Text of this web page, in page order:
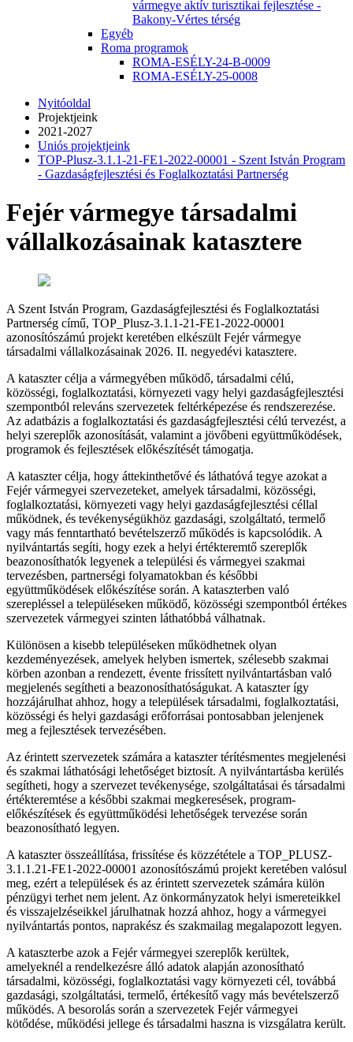
vármegye aktív turisztikai fejlesztése -
Bakony-Vértes térség
Egyéb
Roma programok
ROMA-ESÉLY-24-B-0009
ROMA-ESÉLY-25-0008
Nyitóoldal
Projektjeink
2021-2027
Uniós projektjeink
TOP-Plusz-3.1.1-21-FE1-2022-00001 - Szent István Program
- Gazdaságfejlesztési és Foglalkoztatási Partnerség
Fejér vármegye társadalmi
vállalkozásainak katasztere
A Szent István Program, Gazdaságfejlesztési és Foglalkoztatási
Partnerség című, TOP_Plusz-3.1.1-21-FE1-2022-00001
azonosítószámú projekt keretében elkészült Fejér vármegye
társadalmi vállalkozásainak 2026. II. negyedévi katasztere.
A kataszter célja a vármegyében működő, társadalmi célú,
közösségi, foglalkoztatási, környezeti vagy helyi gazdaságfejlesztési
szempontból releváns szervezetek feltérképezése és rendszerezése.
Az adatbázis a foglalkoztatási és gazdaságfejlesztési célú tervezést, a
helyi szereplők azonosítását, valamint a jövőbeni együttműködések,
programok és fejlesztések előkészítését támogatja.
A kataszter célja, hogy áttekinthetővé és láthatóvá tegye azokat a
Fejér vármegyei szervezeteket, amelyek társadalmi, közösségi,
foglalkoztatási, környezeti vagy helyi gazdaságfejlesztési céllal
működnek, és tevékenységükhöz gazdasági, szolgáltató, termelő
vagy más fenntartható bevételszerző működés is kapcsolódik. A
nyilvántartás segíti, hogy ezek a helyi értékteremtő szereplők
beazonosíthatók legyenek a települési és vármegyei szakmai
tervezésben, partnerségi folyamatokban és későbbi
együttműködések előkészítése során. A kataszterben való
szerepléssel a településeken működő, közösségi szempontból értékes
szervezetek vármegyei szinten láthatóbbá válhatnak.
Különösen a kisebb településeken működhetnek olyan
kezdeményezések, amelyek helyben ismertek, szélesebb szakmai
körben azonban a rendezett, évente frissített nyilvántartásban való
megjelenés segítheti a beazonosíthatóságukat. A kataszter így
hozzájárulhat ahhoz, hogy a települések társadalmi, foglalkoztatási,
közösségi és helyi gazdasági erőforrásai pontosabban jelenjenek
meg a fejlesztések tervezésében.
Az érintett szervezetek számára a kataszter térítésmentes megjelenési
és szakmai láthatósági lehetőséget biztosít. A nyilvántartásba kerülés
segítheti, hogy a szervezet tevékenysége, szolgáltatásai és társadalmi
értékteremtése a későbbi szakmai megkeresések, program-
előkészítések és együttműködési lehetőségek tervezése során
beazonosítható legyen.
A kataszter összeállítása, frissítése és közzététele a TOP_PLUSZ-
3.1.1.21-FE1-2022-00001 azonosítószámú projekt keretében valósul
meg, ezért a települések és az érintett szervezetek számára külön
pénzügyi terhet nem jelent. Az önkormányzatok helyi ismereteikkel
és visszajelzéseikkel járulhatnak hozzá ahhoz, hogy a vármegyei
nyilvántartás pontos, naprakész és szakmailag megalapozott legyen.
A kataszterbe azok a Fejér vármegyei szereplők kerültek,
amelyeknél a rendelkezésre álló adatok alapján azonosítható
társadalmi, közösségi, foglalkoztatási vagy környezeti cél, továbbá
gazdasági, szolgáltatási, termelő, értékesítő vagy más bevételszerző
működés. A besorolás során a szervezetek Fejér vármegyei
kötődése, működési jellege és társadalmi haszna is vizsgálatra került.